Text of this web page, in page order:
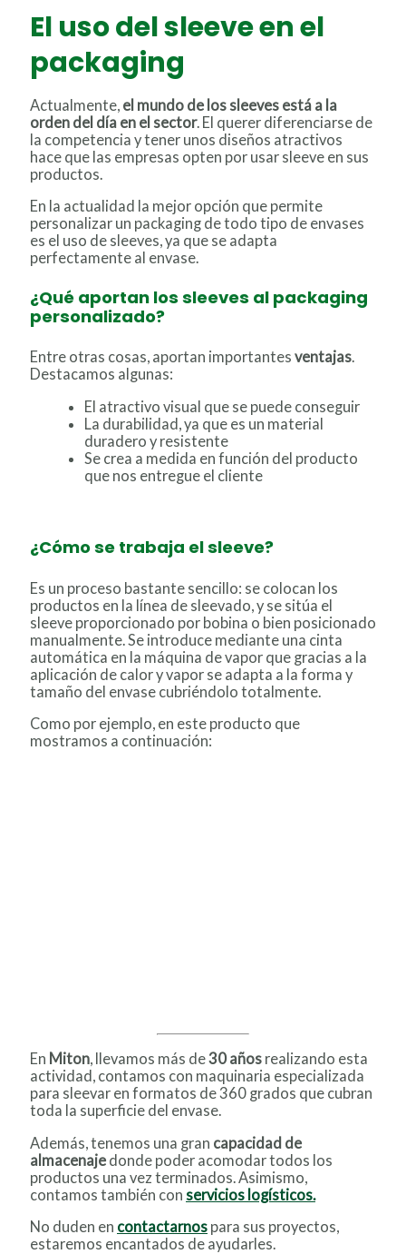
El uso del sleeve en el
packaging
Actualmente, el mundo de los sleeves está a la
orden del día en el sector. El querer diferenciarse de
la competencia y tener unos diseños atractivos
hace que las empresas opten por usar sleeve en sus
productos.
En la actualidad la mejor opción que permite
personalizar un packaging de todo tipo de envases
es el uso de sleeves, ya que se adapta
perfectamente al envase.
¿Qué aportan los sleeves al packaging
personalizado?
Entre otras cosas, aportan importantes ventajas.
Destacamos algunas:
El atractivo visual que se puede conseguir
La durabilidad, ya que es un material
duradero y resistente
Se crea a medida en función del producto
que nos entregue el cliente
¿Cómo se trabaja el sleeve?
Es un proceso bastante sencillo: se colocan los
productos en la línea de sleevado, y se sitúa el
sleeve proporcionado por bobina o bien posicionado
manualmente. Se introduce mediante una cinta
automática en la máquina de vapor que gracias a la
aplicación de calor y vapor se adapta a la forma y
tamaño del envase cubriéndolo totalmente.
Como por ejemplo, en este producto que
mostramos a continuación:
En Miton, llevamos más de30 años realizando esta
actividad, contamos con maquinaria especializada
para sleevar en formatos de 360 grados que cubran
toda la superficie del envase.
Además, tenemos una gran capacidad de
almacenaje donde poder acomodar todos los
productos una vez terminados. Asimismo,
contamos también con servicios logísticos.
No duden en contactarnos para sus proyectos,
estaremos encantados de ayudarles.